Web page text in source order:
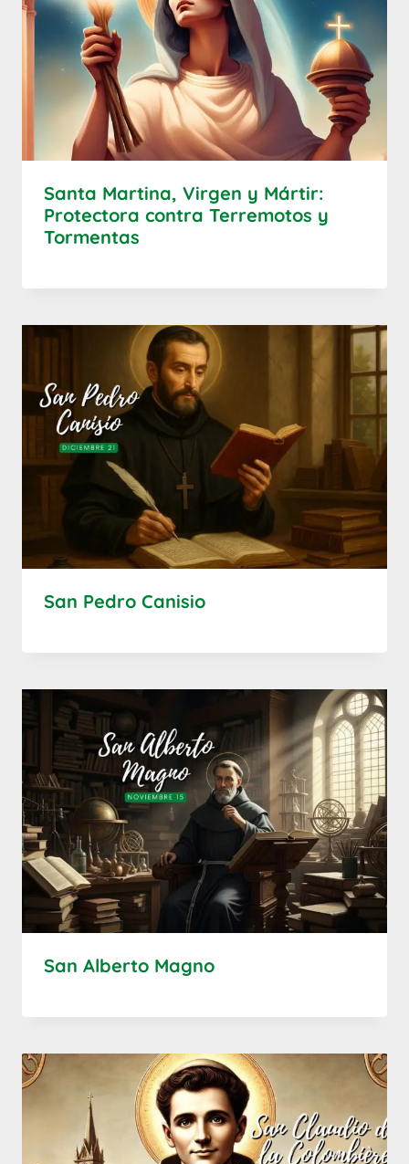
Santa Martina, Virgen y Mártir:
Protectora contra Terremotos y
Tormentas
San Pedro Canisio
San Alberto Magno